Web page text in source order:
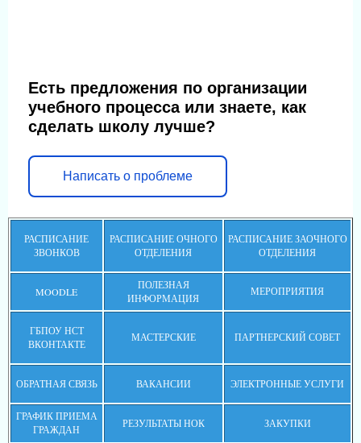
Есть предложения по организации
учебного процесса или знаете, как
сделать школу лучше?
Написать о проблеме
РАСПИСАНИЕ
ЗВОНКОВ
РАСПИСАНИЕ ОЧНОГО
ОТДЕЛЕНИЯ
РАСПИСАНИЕ ЗАОЧНОГО
ОТДЕЛЕНИЯ
MOODLE
ПОЛЕЗНАЯ
ИНФОРМАЦИЯ
МЕРОПРИЯТИЯ
ГБПОУ НСТ
ВКОНТАКТЕ
МАСТЕРСКИЕ ПАРТНЕРСКИЙ СОВЕТ
ОБРАТНАЯ СВЯЗЬ ВАКАНСИИ ЭЛЕКТРОННЫЕ УСЛУГИ
ГРАФИК ПРИЕМА
ГРАЖДАН
РЕЗУЛЬТАТЫ НОК ЗАКУПКИ